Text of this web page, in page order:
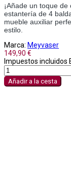
¡Añade un toque
estantería de 4
mueble auxiliar
estilo.
Marca: Meyvaser
149,90 €
Impuestos incluidos
Añadir a la cesta